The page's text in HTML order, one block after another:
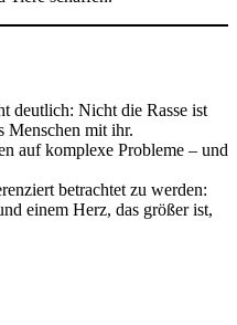
deutlich: Nicht die Rasse ist
Menschen mit ihr.
auf komplexe Probleme – und
betrachtet zu werden:
einem Herz, das größer ist,